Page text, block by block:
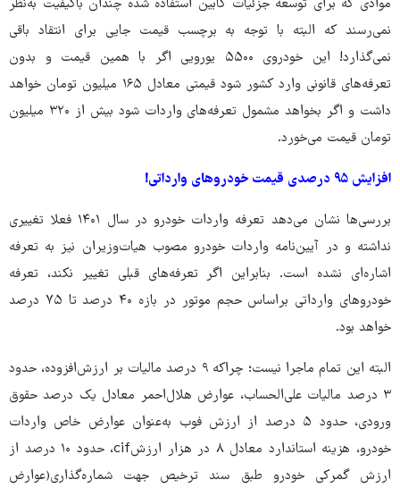
موادی که برای توسعه جزئیات کابین استفاده شده چندان باکیفیت به‌نظر
نمی‌رسند که البته با توجه به برچسب قیمت جایی برای انتقاد باقی
نمی‌گذارد! این خودروی ۵۵۰۰ یورویی اگر با همین قیمت و بدون
تعرفه‌های قانونی وارد کشور شود قیمتی معادل ۱۶۵ میلیون تومان خواهد
داشت و اگر بخواهد مشمول تعرفه‌های واردات شود بیش از ۳۲۰ میلیون
تومان قیمت می‌خورد.
افزایش ۹۵ درصدی قیمت خودروهای وارداتی!
بررسی‌ها نشان می‌دهد تعرفه واردات خودرو در سال ۱۴۰۱ فعلا تغییری
نداشته و در آیین‌نامه واردات خودرو مصوب هیات‌وزیران نیز به تعرفه
اشاره‌ای نشده است. بنابراین اگر تعرفه‌های قبلی تغییر نکند، تعرفه
خودروهای وارداتی براساس حجم موتور در بازه ۴۰‌ درصد تا ۷۵‌ درصد
خواهد بود.
البته این تمام ماجرا نیست؛ چراکه ۹ درصد مالیات بر ارزش‌افزوده، حدود
۳ درصد مالیات علی‌الحساب، عوارض هلال‌احمر معادل یک درصد حقوق
ورودی، حدود ۵ درصد از ارزش فوب به‌عنوان عوارض خاص واردات
خودرو، هزینه استاندارد معادل ۸ در هزار ارزشcif، حدود ۱۰ درصد از
ارزش گمرکی خودرو طبق سند ترخیص جهت شماره‌گذاری(عوارض